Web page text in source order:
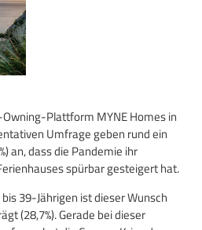
Plattform MYNE Homes in
Umfrage geben rund ein
an, dass die Pandemie ihr
spürbar gesteigert hat.
39-Jährigen ist dieser Wunsch
(28,7%). Gerade bei dieser